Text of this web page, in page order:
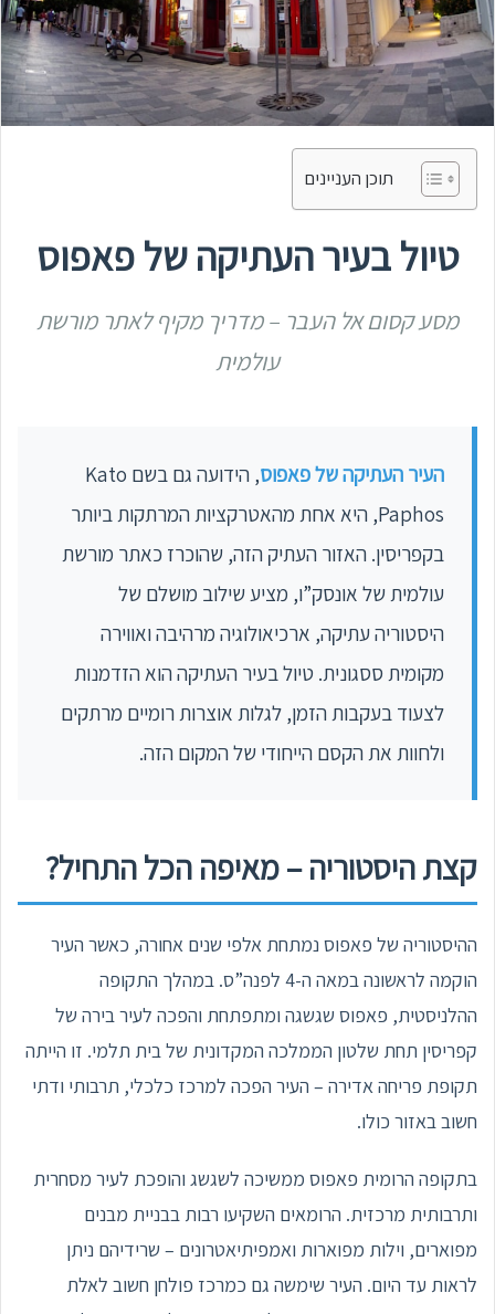
תוכן העניינים
טיול בעיר העתיקה של פאפוס
מסע קסום אל העבר – מדריך מקיף לאתר מורשת
עולמית
העיר העתיקה של פאפוס
, הידועה גם בשם Kato
Paphos, היא אחת מהאטרקציות המרתקות ביותר
בקפריסין. האזור העתיק הזה, שהוכרז כאתר מורשת
עולמית של אונסק”ו, מציע שילוב מושלם של
היסטוריה עתיקה, ארכיאולוגיה מרהיבה ואווירה
מקומית ססגונית. טיול בעיר העתיקה הוא הזדמנות
לצעוד בעקבות הזמן, לגלות אוצרות רומיים מרתקים
ולחוות את הקסם הייחודי של המקום הזה.
קצת היסטוריה – מאיפה הכל התחיל?
ההיסטוריה של פאפוס נמתחת אלפי שנים אחורה, כאשר העיר
הוקמה לראשונה במאה ה-4 לפנה”ס. במהלך התקופה
ההלניסטית, פאפוס שגשגה ומתפתחת והפכה לעיר בירה של
קפריסין תחת שלטון הממלכה המקדונית של בית תלמי. זו הייתה
תקופת פריחה אדירה – העיר הפכה למרכז כלכלי, תרבותי ודתי
חשוב באזור כולו.
בתקופה הרומית פאפוס ממשיכה לשגשג והופכת לעיר מסחרית
ותרבותית מרכזית. הרומאים השקיעו רבות בבניית מבנים
מפוארים, וילות מפוארות ואמפיתיאטרונים – שרידיהם ניתן
לראות עד היום. העיר שימשה גם כמרכז פולחן חשוב לאלת